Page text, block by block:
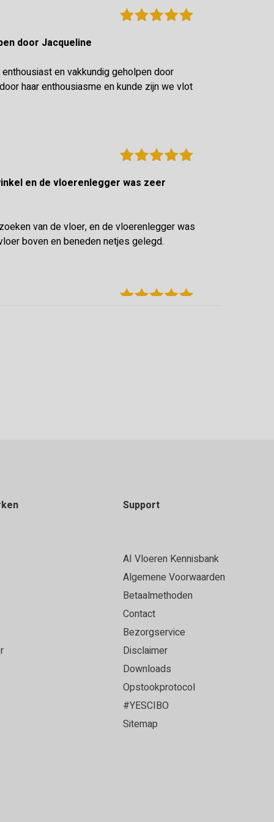
door Jacqueline
en vakkundig geholpen door
haar enthousiasme en kunde zijn we vlot
van de vloer, en de vloerenlegger was
boven en beneden netjes gelegd.
een ervaren vloerenlegger die onze PVC vloer
heeft gelegd. Alles strak afgewerkt en het
geworden!
en top vloer!
Support
AI Vloeren Kennisbank
Algemene Voorwaarden
Betaalmethoden
Contact
Bezorgservice
Disclaimer
Downloads
Opstookprotocol
#YESCIBO
Sitemap